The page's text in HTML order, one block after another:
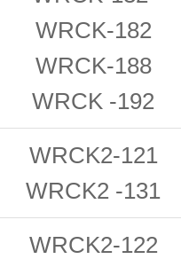
WRCK-182
WRCK-188
WRCK -192
WRCK2-121
WRCK2 -131
WRCK2-122